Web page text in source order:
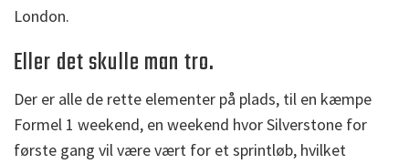
London.
Eller det skulle man tro.
Der er alle de rette elementer på plads, til en kæmpe
Formel 1 weekend, en weekend hvor Silverstone for
første gang vil være vært for et sprintløb, hvilket